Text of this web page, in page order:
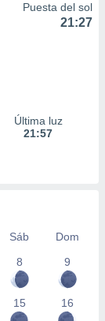
Puesta del sol
21:27
Última luz
21:57
Sáb
Dom
8
9
15 16